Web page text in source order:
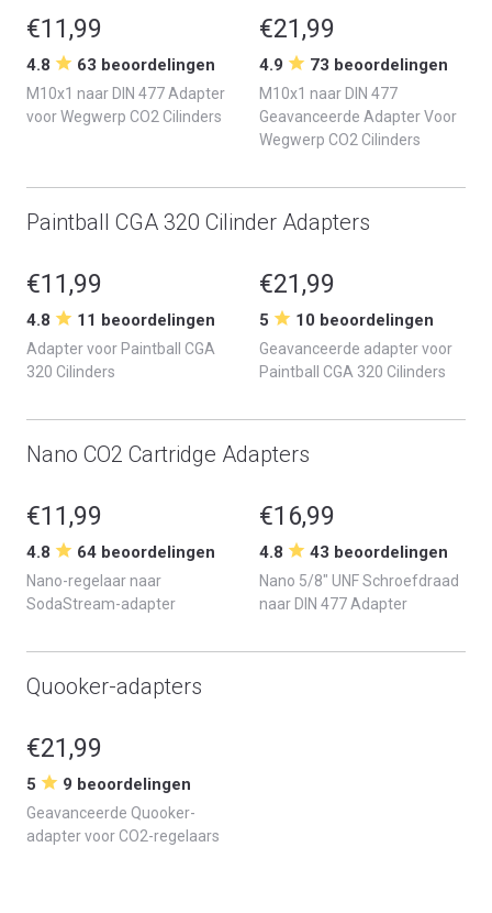
€11,99
4.8 63 beoordelingen
M10x1 naar DIN 477 Adapter
voor Wegwerp CO2 Cilinders
€21,99
4.9 73 beoordelingen
M10x1 naar DIN 477
Geavanceerde Adapter Voor
Wegwerp CO2 Cilinders
Paintball CGA 320 Cilinder Adapters
€11,99
4.8 11 beoordelingen
Adapter voor Paintball CGA
320 Cilinders
€21,99
5 10 beoordelingen
Geavanceerde adapter voor
Paintball CGA 320 Cilinders
Nano CO2 Cartridge Adapters
€11,99
4.8 64 beoordelingen
Nano-regelaar naar
SodaStream-adapter
€16,99
4.8 43 beoordelingen
Nano 5/8" UNF Schroefdraad
naar DIN 477 Adapter
Quooker-adapters
€21,99
5 9 beoordelingen
Geavanceerde Quooker-
adapter voor CO2-regelaars